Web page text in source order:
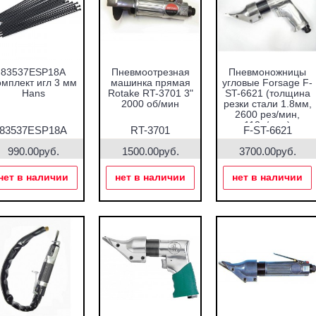
83537ESP18A
игл 3 мм
Hans
83537ESP18A
990.00руб.
в наличии
Пневмоотрезная
машинка прямая
Rotake RT-3701 3"
2000 об/мин
RT-3701
1500.00руб.
нет в наличии
Пневмоножницы
угловые Forsage F-
ST-6621 (толщина
резки стали 1.8мм,
2600 рез/мин,
113л/мин)
F-ST-6621
3700.00руб.
нет в наличии